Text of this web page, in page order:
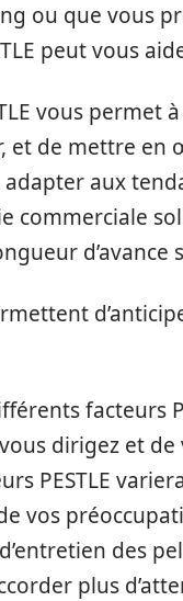
ou que vous
peut vous
vous permet
et de mettre
aux
commerciale
d’avance
facteurs
dirigez et
PESTLE
vos
des
plus